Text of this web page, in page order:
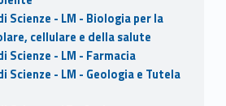
Scienze - LM - Biologia per la
cellulare e della salute
Scienze - LM - Farmacia
Scienze - LM - Geologia e Tutela